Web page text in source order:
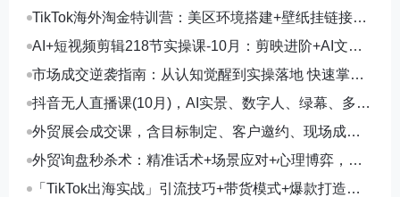
TikTok海外淘金特训营：美区环境搭建+壁纸挂链接
+剪映数字人，月入1.5万
AI+短视频剪辑218节实操课-10月：剪映进阶+AI文案
生成+账号运营，月入2万
市场成交逆袭指南：从认知觉醒到实操落地 快速掌握
市场开拓与成交核心能力
抖音无人直播课(10月)，AI实景、数字人、绿幕、多种
玩法、24小时自动盈利
外贸展会成交课，含目标制定、客户邀约、现场成
交，系统化SOP提升参展ROI
外贸询盘秒杀术：精准话术+场景应对+心理博弈，单
月询盘转化率提升200%
「TikTok出海实战」引流技巧+带货模式+爆款打造，